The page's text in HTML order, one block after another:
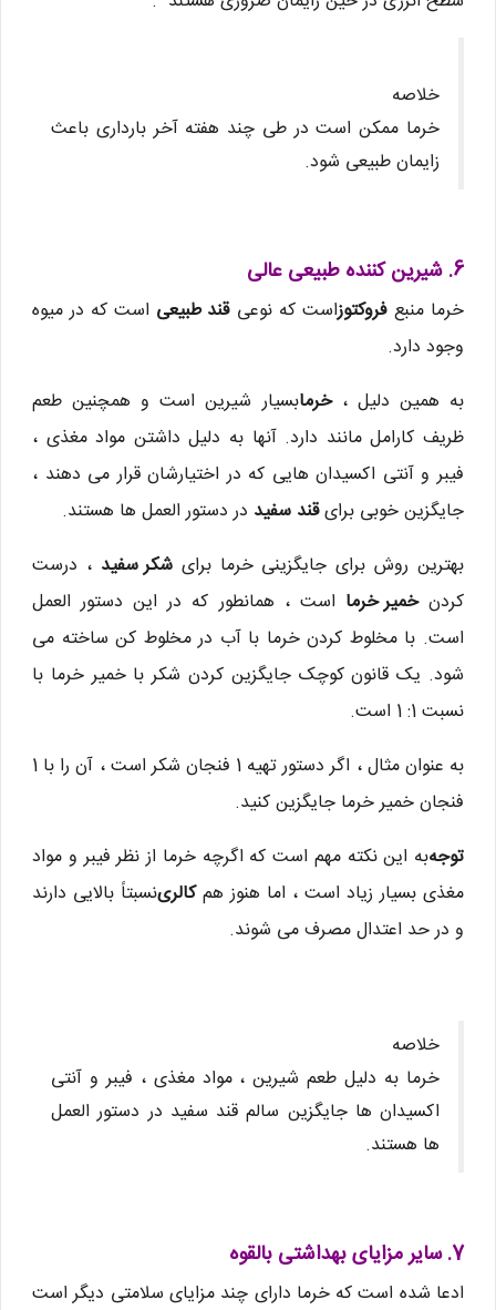
خلاصه
خرما ممکن است در طی چند هفته آخر بارداری باعث
زایمان طبیعی شود.
6. شیرین کننده طبیعی عالی
خرما منبعفروکتوزاست که نوعیقند طبیعی است که در میوه
وجود دارد.
به همین دلیل ،خرمابسیار شیرین است و همچنین طعم
ظریف کارامل مانند دارد. آنها به دلیل داشتن مواد مغذی ،
فیبر و آنتی اکسیدان هایی که در اختیارشان قرار می دهند ،
جایگزین خوبی برایقند سفید در دستور العمل ها هستند.
بهترین روش برای جایگزینی خرما برایشکر سفید ، درست
کردنخمیر خرما است ، همانطور که در این دستور العمل
است. با مخلوط کردن خرما با آب در مخلوط کن ساخته می
شود. یک قانون کوچک جایگزین کردن شکر با خمیر خرما با
نسبت 1: 1 است.
به عنوان مثال ، اگر دستور تهیه 1 فنجان شکر است ، آن را با 1
فنجان خمیر خرما جایگزین کنید.
توجهبه این نکته مهم است که اگرچه خرما از نظر فیبر و مواد
مغذی بسیار زیاد است ، اما هنوز همکالرینسبتاً بالایی دارند
و در حد اعتدال مصرف می شوند.
خلاصه
خرما به دلیل طعم شیرین ، مواد مغذی ، فیبر و آنتی
اکسیدان ها جایگزین سالم قند سفید در دستور العمل
ها هستند.
7. سایر مزایای بهداشتی بالقوه
ادعا شده است که خرما دارای چند مزایای سلامتی دیگر است